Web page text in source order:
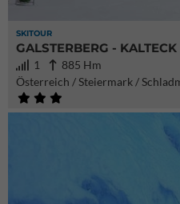
SKITOUR
GALSTERBERG -
1
885 Hm
Österreich / Steiermark /